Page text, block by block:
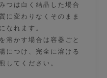
つは白く結晶した場合
に変わりなくそのまま
なれます。
溶かす場合は容器ごと
につけ、完全に溶ける
してください。